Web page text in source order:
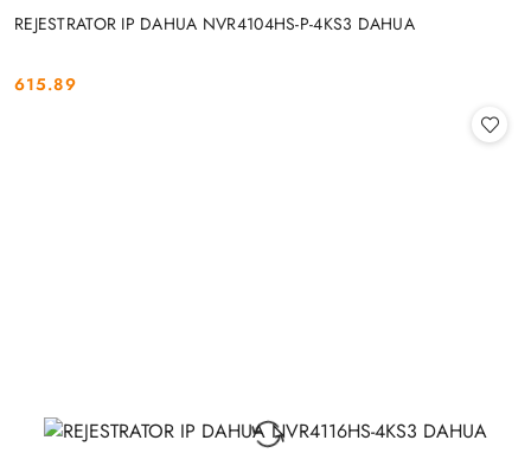
REJESTRATOR IP DAHUA NVR4104HS-P-4KS3 DAHUA
Cena:
615.89